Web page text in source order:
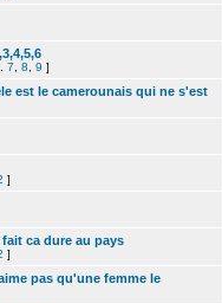
7 8 9 ]
est le camerounais qui ne s'est
]
ca dure au pays
]
pas qu'une femme le